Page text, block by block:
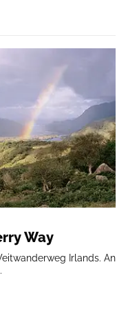
Way
Irlands. An